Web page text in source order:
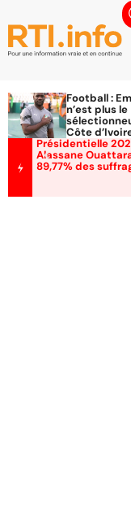
Football :
n’est plus le
Côte
Présidentielle
Alassane
89,77% des